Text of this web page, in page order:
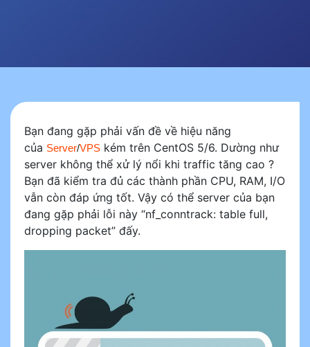
Bạn đang gặp phải vấn đề về hiệu năng
của Server/VPS kém trên CentOS 5/6. Dường như
server không thể xử lý nổi khi traffic tăng cao ?
Bạn đã kiểm tra đủ các thành phần CPU, RAM, I/O
vẫn còn đáp ứng tốt. Vậy có thể server của bạn
đang gặp phải lỗi này “nf_conntrack: table full,
dropping packet” đấy.